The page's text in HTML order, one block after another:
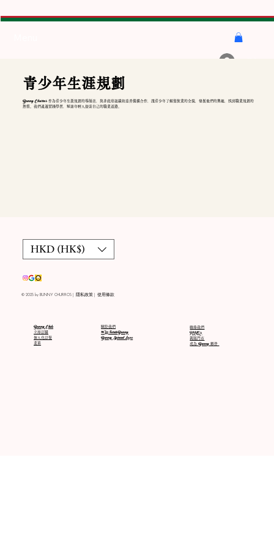
青少年生涯規劃
Bunny Churros作為青少年生涯規劃的導師店，與非政府組織和慈善機構合作，讓青少年了解餐飲業的全貌，發展他們的興趣，找到職業規劃的
熱情。我們通過實踐學習，幫助年輕人探索自己的職業道路。
HKD (HK$)
© 2025 by BUNNY CHURROS | 隱私政策 | 使用條款
Bunny Club
立即訂購
個人化訂餐
​菜單
關於我們
#WhereisBunny
Bunny Spread Love
聯絡我們
FAQs
親臨門市
成為Bunny 夥伴